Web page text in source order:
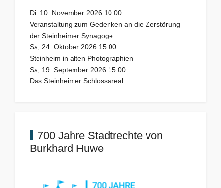
Di, 10. November 2026 10:00
Veranstaltung zum Gedenken an die Zerstörung
der Steinheimer Synagoge
Sa, 24. Oktober 2026 15:00
Steinheim in alten Photographien
Sa, 19. September 2026 15:00
Das Steinheimer Schlossareal
700 Jahre Stadtrechte von
Burkhard Huwe